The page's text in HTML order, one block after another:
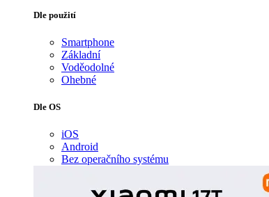
Dle použití
Smartphone
Základní
Voděodolné
Ohebné
Dle OS
iOS
Android
Bez operačního systému